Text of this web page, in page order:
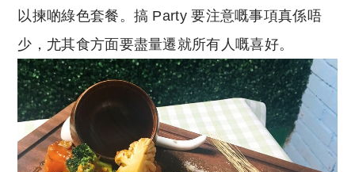
以揀啲綠色套餐。搞 Party 要注意嘅事項真係唔
少，尤其食方面要盡量遷就所有人嘅喜好。